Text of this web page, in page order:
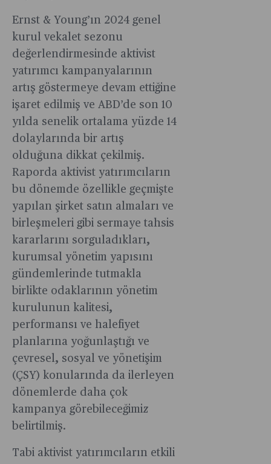
Ernst & Young’ın 2024 genel
kurul vekalet sezonu
değerlendirmesinde aktivist
yatırımcı kampanyalarının
artış göstermeye devam ettiğine
işaret edilmiş ve ABD’de son 10
yılda senelik ortalama yüzde 14
dolaylarında bir artış
olduğuna dikkat çekilmiş.
Raporda aktivist yatırımcıların
bu dönemde özellikle geçmişte
yapılan şirket satın almaları ve
birleşmeleri gibi sermaye tahsis
kararlarını sorguladıkları,
kurumsal yönetim yapısını
gündemlerinde tutmakla
birlikte odaklarının yönetim
kurulunun kalitesi,
performansı ve halefiyet
planlarına yoğunlaştığı ve
çevresel, sosyal ve yönetişim
(ÇSY) konularında da ilerleyen
dönemlerde daha çok
kampanya görebileceğimiz
belirtilmiş.
Tabi aktivist yatırımcıların etkili